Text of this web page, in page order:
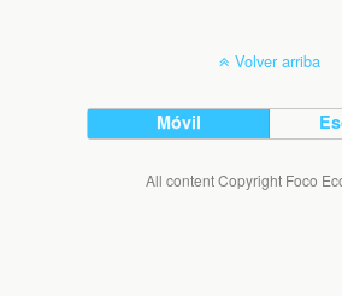
Volver arriba
Móvil
All content Copyright Foco